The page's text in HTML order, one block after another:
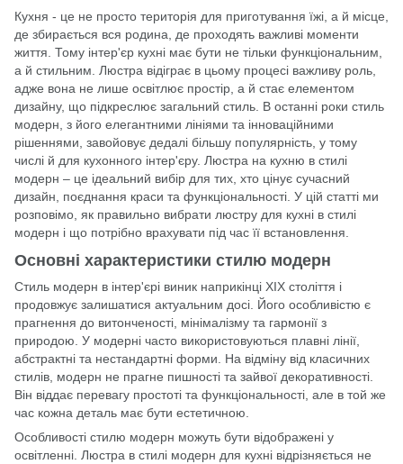
Кухня - це не просто територія для приготування їжі, а й місце,
де збирається вся родина, де проходять важливі моменти
життя. Тому інтер'єр кухні має бути не тільки функціональним,
а й стильним. Люстра відіграє в цьому процесі важливу роль,
адже вона не лише освітлює простір, а й стає елементом
дизайну, що підкреслює загальний стиль. В останні роки стиль
модерн, з його елегантними лініями та інноваційними
рішеннями, завойовує дедалі більшу популярність, у тому
числі й для кухонного інтер'єру. Люстра на кухню в стилі
модерн – це ідеальний вибір для тих, хто цінує сучасний
дизайн, поєднання краси та функціональності. У цій статті ми
розповімо, як правильно вибрати люстру для кухні в стилі
модерн і що потрібно врахувати під час її встановлення.
Основні характеристики стилю модерн
Стиль модерн в інтер'єрі виник наприкінці ХІХ століття і
продовжує залишатися актуальним досі. Його особливістю є
прагнення до витонченості, мінімалізму та гармонії з
природою. У модерні часто використовуються плавні лінії,
абстрактні та нестандартні форми. На відміну від класичних
стилів, модерн не прагне пишності та зайвої декоративності.
Він віддає перевагу простоті та функціональності, але в той же
час кожна деталь має бути естетичною.
Особливості стилю модерн можуть бути відображені у
освітленні. Люстра в стилі модерн для кухні відрізняється не